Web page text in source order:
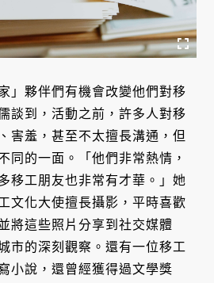
」夥伴們有機會改變他們對移
談到，活動之前，許多人對移
害羞，甚至不太擅長溝通，但
同的一面。「他們非常熱情，
移工朋友也非常有才華。」她
文化大使擅長攝影，平時喜歡
將這些照片分享到社交媒體
市的深刻觀察。還有一位移工
小說，還曾經獲得過文學獎